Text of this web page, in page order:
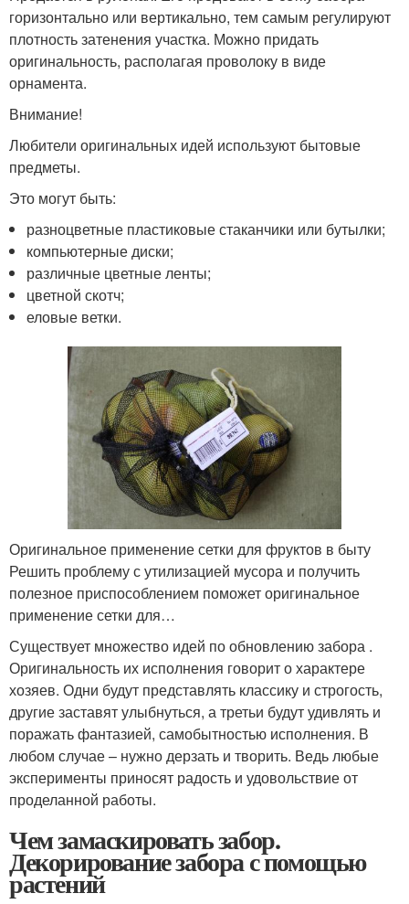
горизонтально или вертикально, тем самым регулируют
плотность затенения участка. Можно придать
оригинальность, располагая проволоку в виде
орнамента.
Внимание!
Любители оригинальных идей используют бытовые
предметы.
Это могут быть:
разноцветные пластиковые стаканчики или бутылки;
компьютерные диски;
различные цветные ленты;
цветной скотч;
еловые ветки.
Оригинальное применение сетки для фруктов в быту
Решить проблему с утилизацией мусора и получить
полезное приспособлением поможет оригинальное
применение сетки для…
Существует множество идей по обновлению забора .
Оригинальность их исполнения говорит о характере
хозяев. Одни будут представлять классику и строгость,
другие заставят улыбнуться, а третьи будут удивлять и
поражать фантазией, самобытностью исполнения. В
любом случае – нужно дерзать и творить. Ведь любые
эксперименты приносят радость и удовольствие от
проделанной работы.
Чем замаскировать забор.
Декорирование забора с помощью
растений